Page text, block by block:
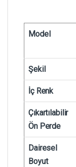
Model
Şekil
İç Renk
Çıkartılabilir
Ön Perde
Dairesel
Boyut